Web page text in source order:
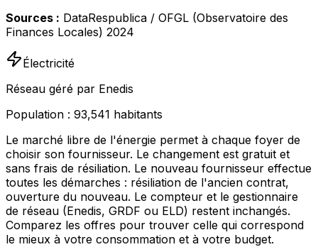
Sources : DataRespublica / OFGL (Observatoire des
Finances Locales) 2024
Électricité
Réseau géré par Enedis
Population : 93,541 habitants
Le marché libre de l'énergie permet à chaque foyer de
choisir son fournisseur. Le changement est gratuit et
sans frais de résiliation. Le nouveau fournisseur effectue
toutes les démarches : résiliation de l'ancien contrat,
ouverture du nouveau. Le compteur et le gestionnaire
de réseau (Enedis, GRDF ou ELD) restent inchangés.
Comparez les offres pour trouver celle qui correspond
le mieux à votre consommation et à votre budget.